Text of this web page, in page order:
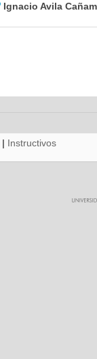
Ignacio Avila
| Instructivos